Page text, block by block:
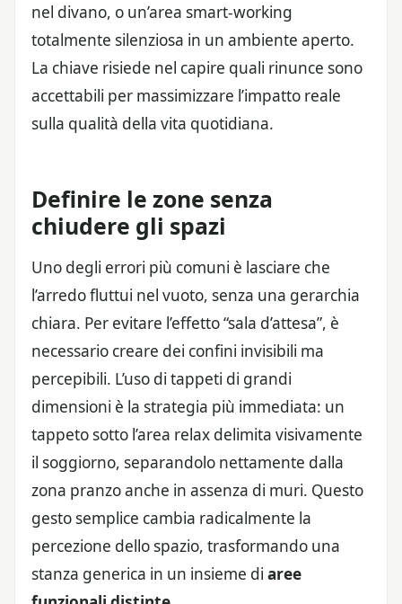
nel divano, o un’area smart-working
totalmente silenziosa in un ambiente aperto.
La chiave risiede nel capire quali rinunce sono
accettabili per massimizzare l’impatto reale
sulla qualità della vita quotidiana.
Definire le zone senza
chiudere gli spazi
Uno degli errori più comuni è lasciare che
l’arredo fluttui nel vuoto, senza una gerarchia
chiara. Per evitare l’effetto “sala d’attesa”, è
necessario creare dei confini invisibili ma
percepibili. L’uso di tappeti di grandi
dimensioni è la strategia più immediata: un
tappeto sotto l’area relax delimita visivamente
il soggiorno, separandolo nettamente dalla
zona pranzo anche in assenza di muri. Questo
gesto semplice cambia radicalmente la
percezione dello spazio, trasformando una
stanza generica in un insieme di aree